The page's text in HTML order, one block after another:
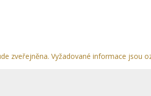
zveřejněna. Vyžadované informace jsou